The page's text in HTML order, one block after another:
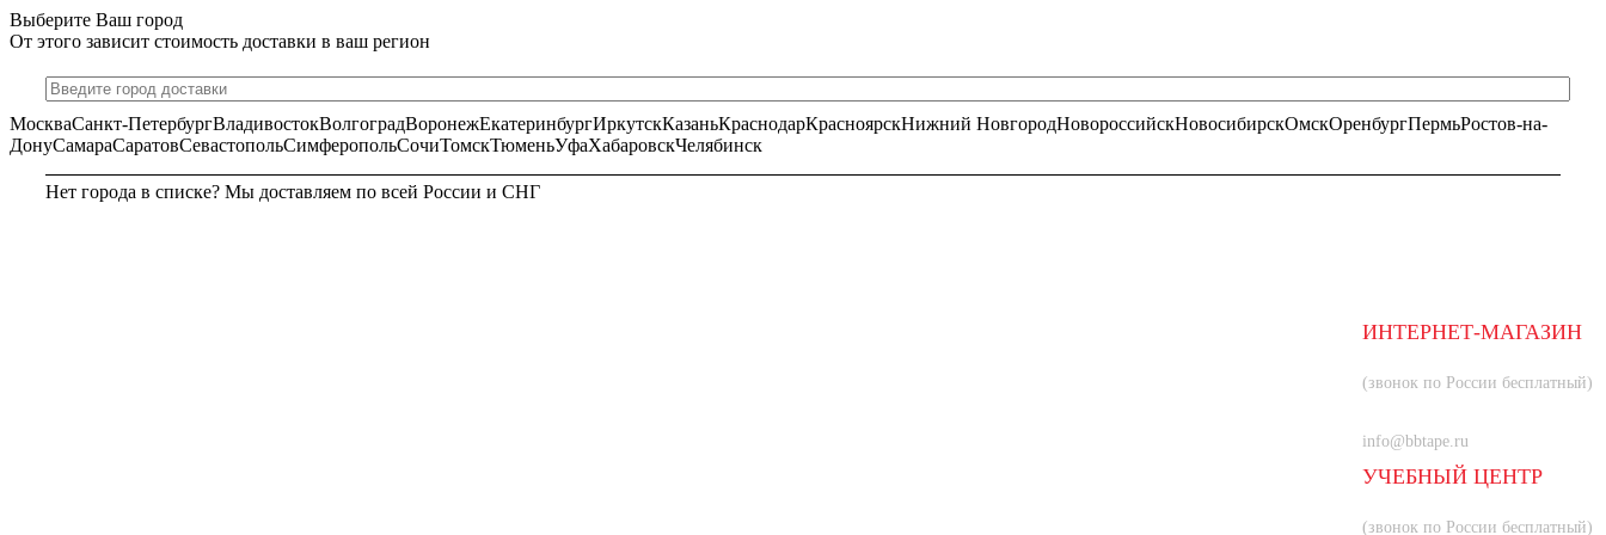
Выберите Ваш город
От этого зависит стоимость доставки в ваш регион
МоскваСанкт-ПетербургВладивостокВолгоградВоронежЕкатеринбургИркутскКазаньКраснодарКрасноярскНижний НовгородНовороссийскНовосибирскОмскОренбургПермьРостов-на-
ДонуСамараСаратовСевастопольСимферопольСочиТомскТюменьУфаХабаровскЧелябинск
Нет города в списке? Мы доставляем по всей России и СНГ
ИНТЕРНЕТ-МАГАЗИН
(звонок по России бесплатный)
info@bbtape.ru
УЧЕБНЫЙ ЦЕНТР
(звонок по России бесплатный)